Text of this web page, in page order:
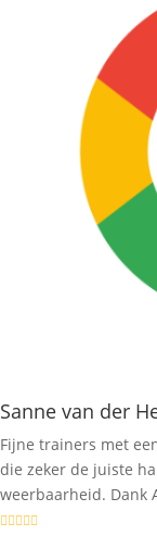
Sanne van der
Fijne trainers met
die zeker de juiste
weerbaarheid. Dank
